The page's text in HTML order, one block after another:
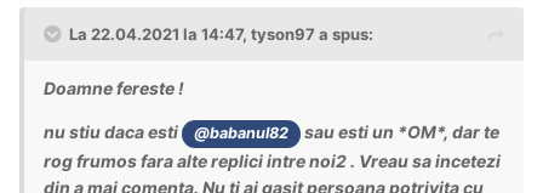
La 22.04.2021 la 14:47, tyson97 a spus:
Doamne fereste !
nu stiu daca esti @babanul82
sau esti un *OM*, dar te
rog frumos fara alte replici intre noi2 . Vreau sa incetezi
din a mai comenta. Nu ti ai gasit persoana potrivita cu